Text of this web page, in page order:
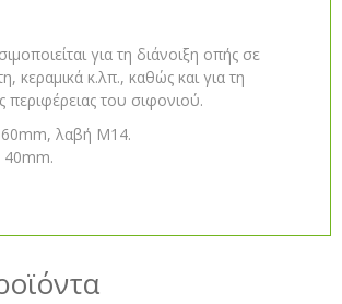
για τη διάνοιξη οπής σε
κεραμικά κ.λπ., καθώς και για τη
του σιφονιού.
λαβή M14.
40mm.